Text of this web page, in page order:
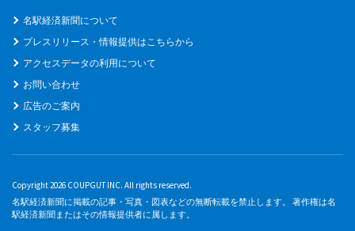
名駅経済新聞について
プレスリリース・情報提供はこちらから
アクセスデータの利用について
お問い合わせ
広告のご案内
スタッフ募集
Copyright 2026 COUPGUT INC. All rights reserved.
名駅経済新聞に掲載の記事・写真・図表などの無断転載を禁止します。 著作権は名
駅経済新聞またはその情報提供者に属します。